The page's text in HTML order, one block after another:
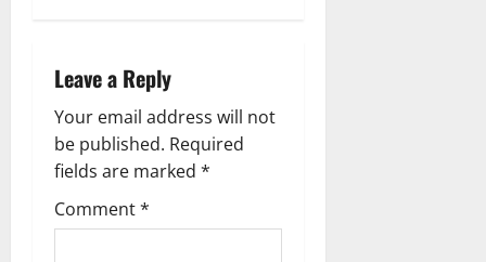
v
i
g
a
Leave a Reply
Your email address will not
be published. Required
fields are marked *
Comment*